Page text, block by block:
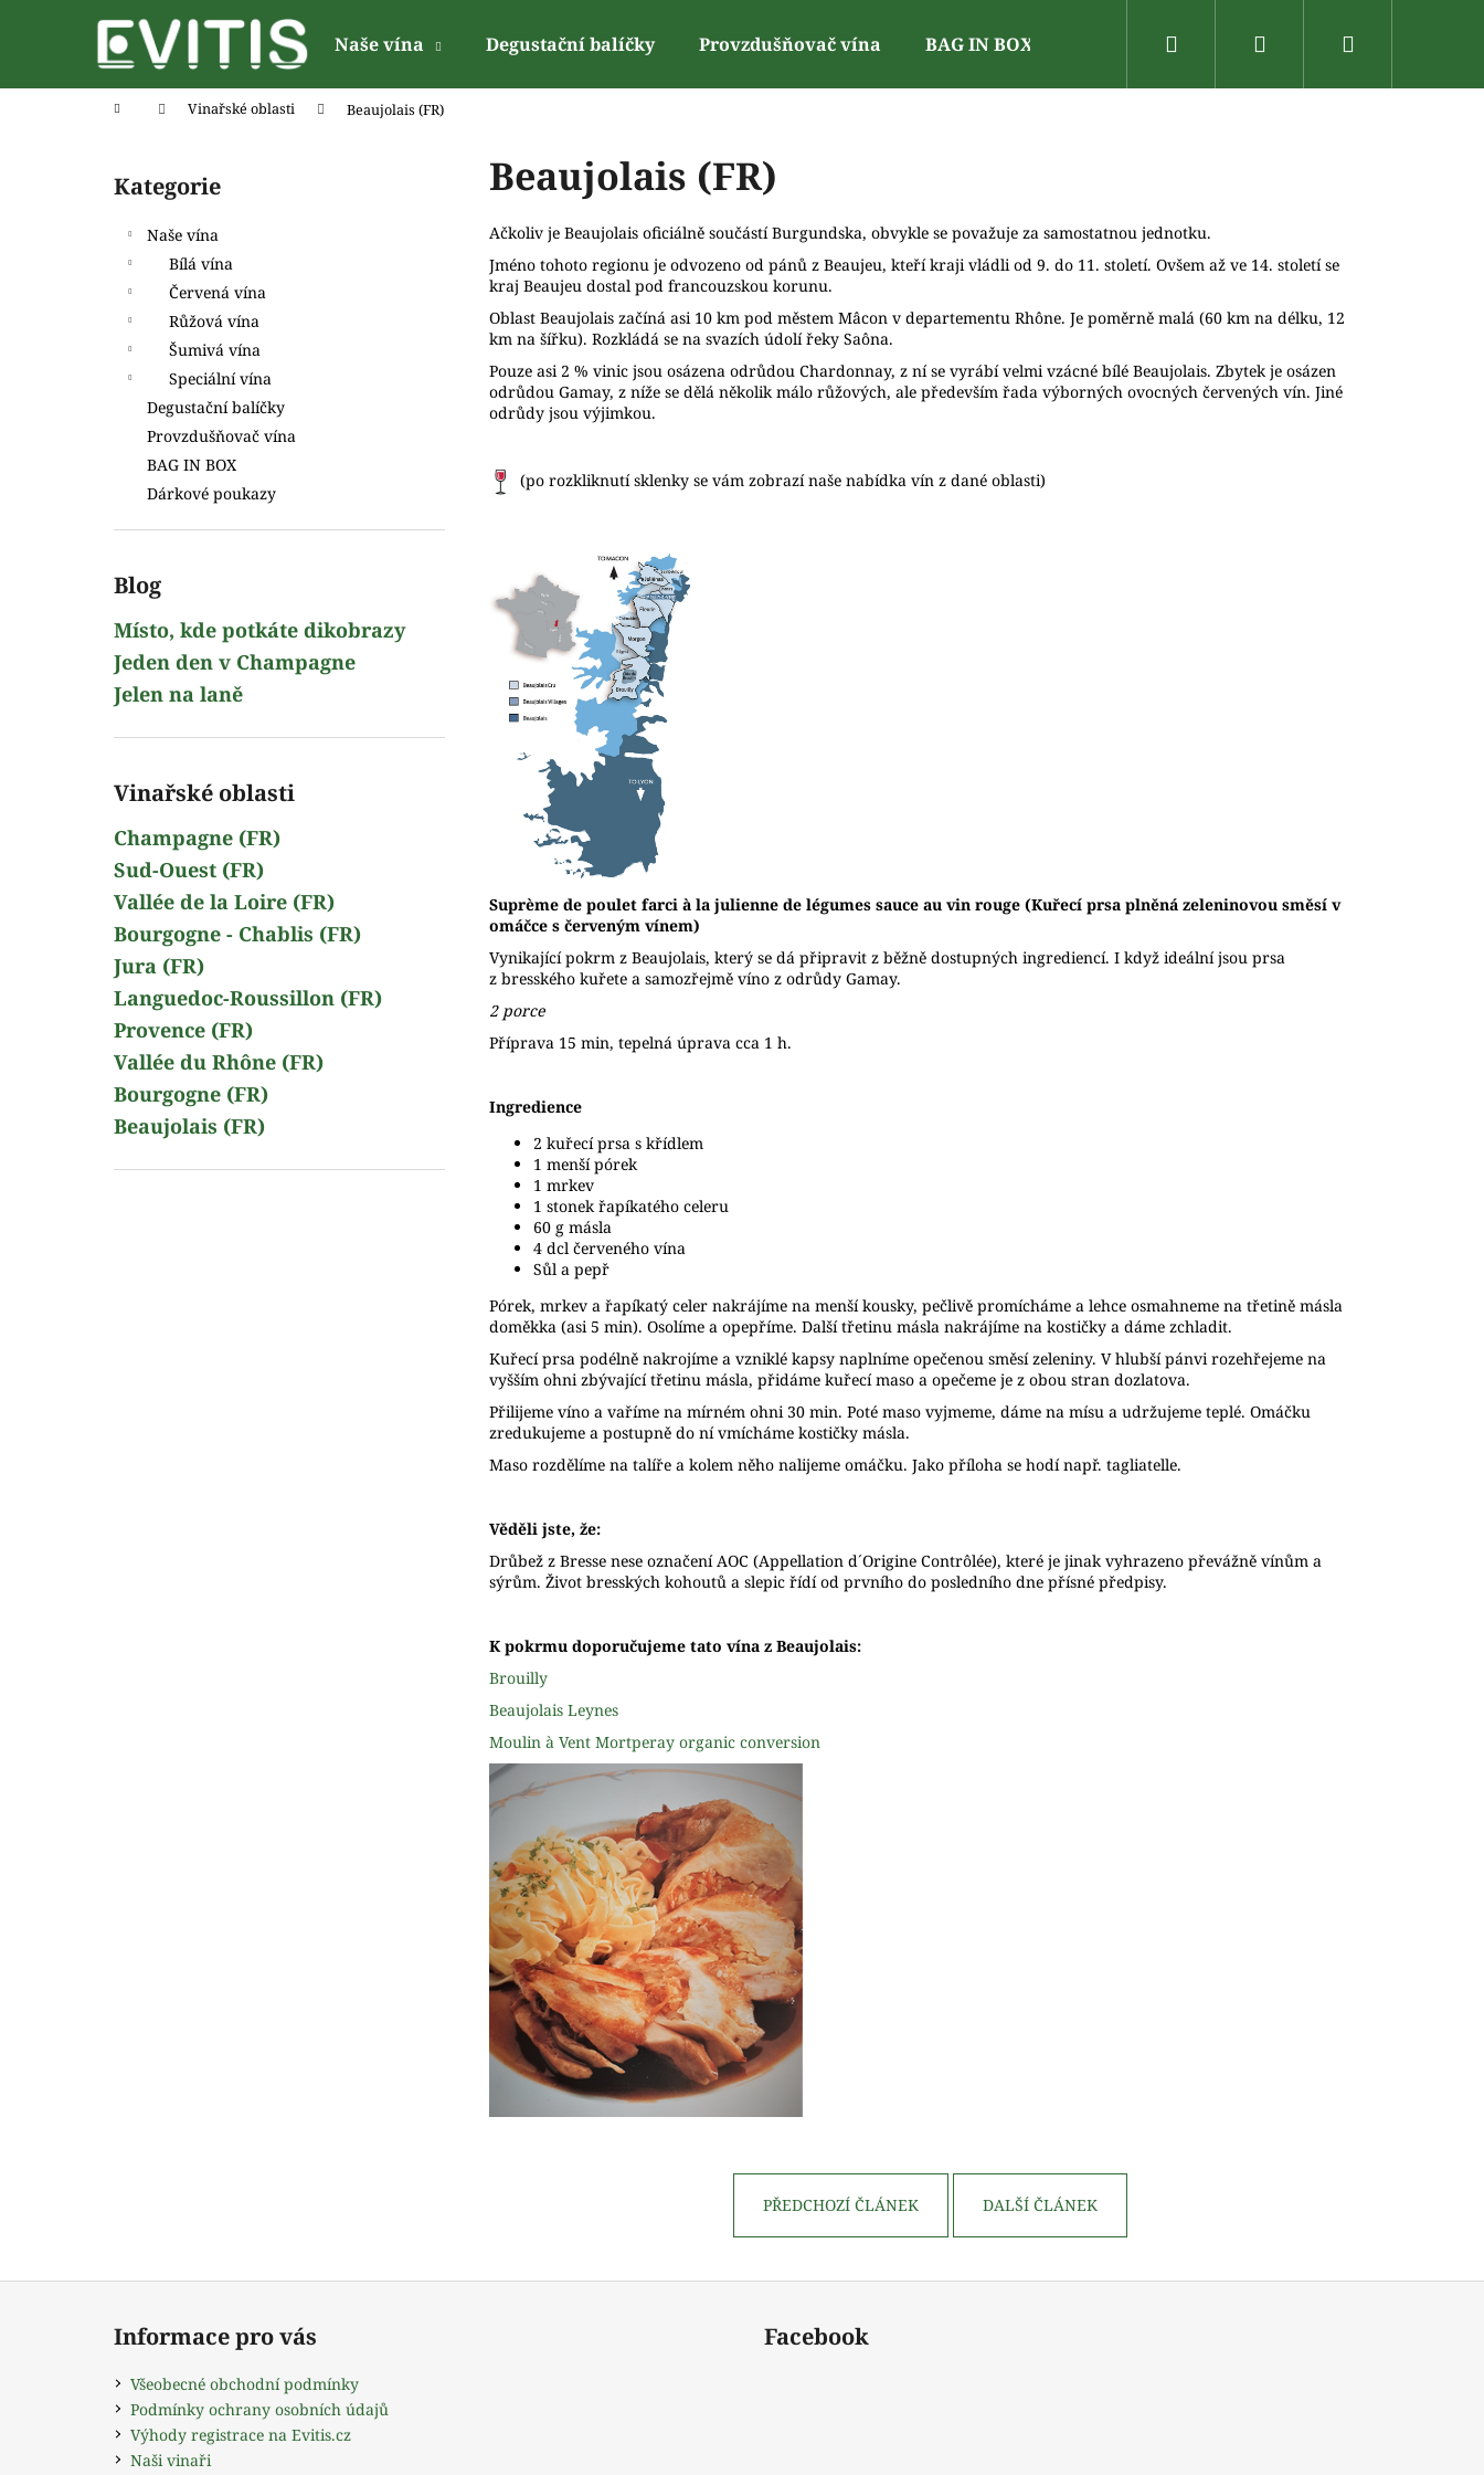
Naše vína Degustační balíčky Provzdušňovač vína BAG IN BOX Dárkové poukazy Vinařské oblasti
Přihlášení
Domů Vinařské oblasti Beaujolais (FR)
Přeskočit
kategorie
Kategorie
Naše vína
Bílá vína
Červená vína
Růžová vína
Šumivá vína
Speciální vína
Degustační balíčky
Provzdušňovač vína
BAG IN BOX
Dárkové poukazy
Blog
Místo, kde potkáte dikobrazy
Jeden den v Champagne
Jelen na laně
Vinařské oblasti
Champagne (FR)
Sud-Ouest (FR)
Vallée de la Loire (FR)
Bourgogne - Chablis (FR)
Jura (FR)
Languedoc-Roussillon (FR)
Provence (FR)
Vallée du Rhône (FR)
Bourgogne (FR)
Beaujolais (FR)
Beaujolais (FR)
Ačkoliv je Beaujolais oficiálně součástí Burgundska, obvykle se považuje za samostatnou jednotku.
Jméno tohoto regionu je odvozeno od pánů z Beaujeu, kteří kraji vládli od 9. do 11. století. Ovšem až ve 14. století se
kraj Beaujeu dostal pod francouzskou korunu.
Oblast Beaujolais začíná asi 10 km pod městem Mâcon v departementu Rhône. Je poměrně malá (60 km na délku, 12
km na šířku). Rozkládá se na svazích údolí řeky Saôna.
Pouze asi 2 % vinic jsou osázena odrůdou Chardonnay, z ní se vyrábí velmi vzácné bílé Beaujolais. Zbytek je osázen
odrůdou Gamay, z níže se dělá několik málo růžových, ale především řada výborných ovocných červených vín. Jiné
odrůdy jsou výjimkou.
(po rozkliknutí sklenky se vám zobrazí naše nabídka vín z dané oblasti)
Suprème de poulet farci à la julienne de légumes sauce au vin rouge (Kuřecí prsa plněná zeleninovou směsí v
omáčce s červeným vínem)
Vynikající pokrm z Beaujolais, který se dá připravit z běžně dostupných ingrediencí. I když ideální jsou prsa
z bresského kuřete a samozřejmě víno z odrůdy Gamay.
2 porce
Příprava 15 min, tepelná úprava cca 1 h.
Ingredience
2 kuřecí prsa s křídlem
1 menší pórek
1 mrkev
1 stonek řapíkatého celeru
60 g másla
4 dcl červeného vína
Sůl a pepř
Pórek, mrkev a řapíkatý celer nakrájíme na menší kousky, pečlivě promícháme a lehce osmahneme na třetině másla
doměkka (asi 5 min). Osolíme a opepříme. Další třetinu másla nakrájíme na kostičky a dáme zchladit.
Kuřecí prsa podélně nakrojíme a vzniklé kapsy naplníme opečenou směsí zeleniny. V hlubší pánvi rozehřejeme na
vyšším ohni zbývající třetinu másla, přidáme kuřecí maso a opečeme je z obou stran dozlatova.
Přilijeme víno a vaříme na mírném ohni 30 min. Poté maso vyjmeme, dáme na mísu a udržujeme teplé. Omáčku
zredukujeme a postupně do ní vmícháme kostičky másla.
Maso rozdělíme na talíře a kolem něho nalijeme omáčku. Jako příloha se hodí např. tagliatelle.
Věděli jste, že:
Drůbež z Bresse nese označení AOC (Appellation d´Origine Contrôlée), které je jinak vyhrazeno převážně vínům a
sýrům. Život bresských kohoutů a slepic řídí od prvního do posledního dne přísné předpisy.
K pokrmu doporučujeme tato vína z Beaujolais:
Brouilly
Beaujolais Leynes
Moulin à Vent Mortperay organic conversion
PŘEDCHOZÍ ČLÁNEK DALŠÍ ČLÁNEK
í
Zpět
do
Zpět
do
Doporučujeme
Z
Informace pro vás
Všeobecné obchodní podmínky
Podmínky ochrany osobních údajů
Výhody registrace na Evitis.cz
Naši vinaři
Facebook